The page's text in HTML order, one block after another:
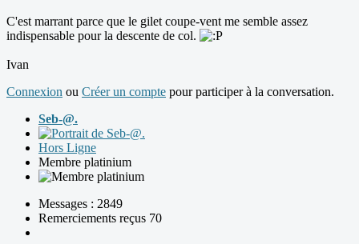
C'est marrant parce que le gilet coupe-vent me semble assez
indispensable pour la descente de col.
Ivan
Connexion ou Créer un compte pour participer à la conversation.
Seb-@.
Hors Ligne
Membre platinium
Messages : 2849
Remerciements reçus 70